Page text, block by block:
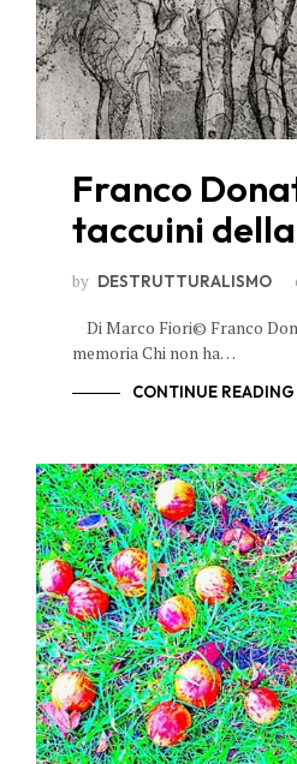
Franco
taccuini
by DESTRUTTURALISMO
Di Marco Fiori© Franco
memoria Chi non ha…
CONTINUE READING